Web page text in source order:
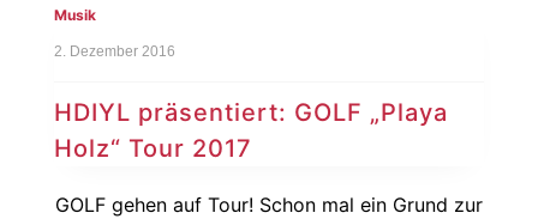
Musik
2. Dezember 2016
HDIYL präsentiert: GOLF „Playa
Holz“ Tour 2017
GOLF gehen auf Tour! Schon mal ein Grund zur